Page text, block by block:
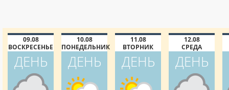
09.08
ВОСКРЕСЕНЬЕ
ДЕНЬ
10.08
ПОНЕДЕЛЬНИК
ДЕНЬ
11.08
ВТОРНИК
ДЕНЬ
12.08
СРЕДА
ДЕНЬ